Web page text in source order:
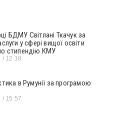
БДМУ Світлані Ткачук за
у сфері вищої освіти
стипендію КМУ
12:18
в Румунії за програмою
15:57